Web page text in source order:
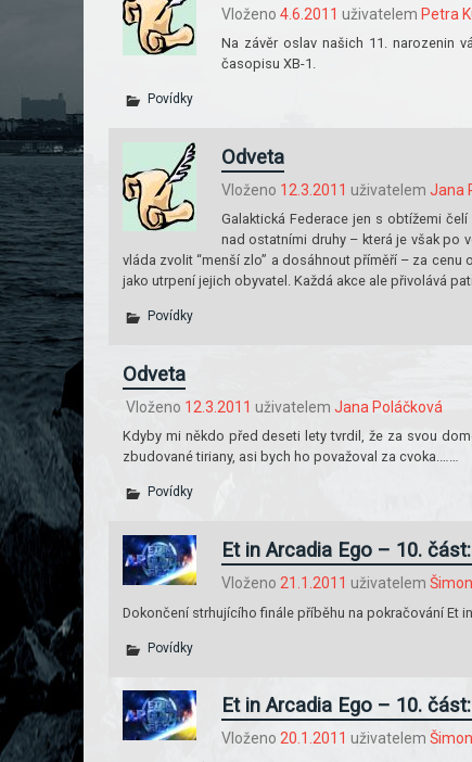
Vloženo 4.6.2011 uživatelem Petra
Na závěr oslav našich 11. narozenin
časopisu XB-1.
Povídky
Odveta
Vloženo 12.3.2011 uživatelem Jana
Galaktická Federace jen s obtížemi
nad ostatními druhy – která je však po
vláda zvolit “menší zlo” a dosáhnout příměří – za
jako utrpení jejich obyvatel. Každá akce ale přivolává
Povídky
Odveta
Vloženo 12.3.2011 uživatelem Jana Poláčková
Kdyby mi někdo před deseti lety tvrdil, že za svou
zbudované tiriany, asi bych ho považoval za cvoka.……
Povídky
Et in Arcadia Ego – 10.
Vloženo 21.1.2011 uživatelem
Dokončení strhujícího finále příběhu na pokračování Et
Povídky
Et in Arcadia Ego – 10.
Vloženo 20.1.2011 uživatelem